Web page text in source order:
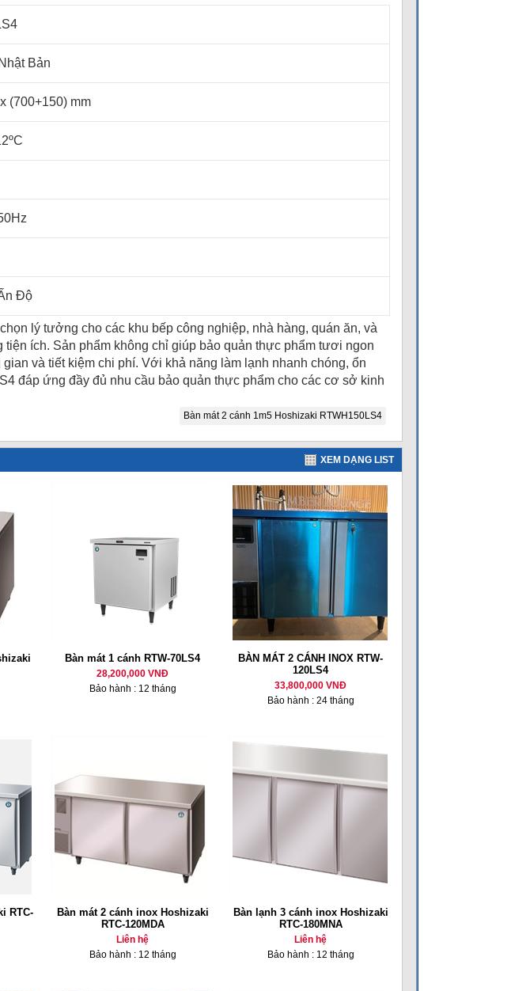
Bản
(700+150) mm
Độ
lý tưởng cho các khu bếp công nghiệp, nhà hàng, quán ăn, và
ích. Sản phẩm không chỉ giúp bảo quản thực phẩm tươi ngon
và tiết kiệm chi phí. Với khả năng làm lạnh nhanh chóng, ổn
đáp ứng đầy đủ nhu cầu bảo quản thực phẩm cho các cơ sở kinh
Bàn mát 2 cánh 1m5 Hoshizaki RTWH150LS4
XEM DẠNG LIST
Bàn mát 1 cánh RTW-70LS4
28,200,000 VNĐ
Bảo hành : 12 tháng
BÀN MÁT 2 CÁNH INOX RTW-
120LS4
33,800,000 VNĐ
Bảo hành : 24 tháng
RTC-
Bàn mát 2 cánh inox Hoshizaki
RTC-120MDA
Liên hệ
Bảo hành : 12 tháng
Bàn lạnh 3 cánh inox Hoshizaki
RTC-180MNA
Liên hệ
Bảo hành : 12 tháng